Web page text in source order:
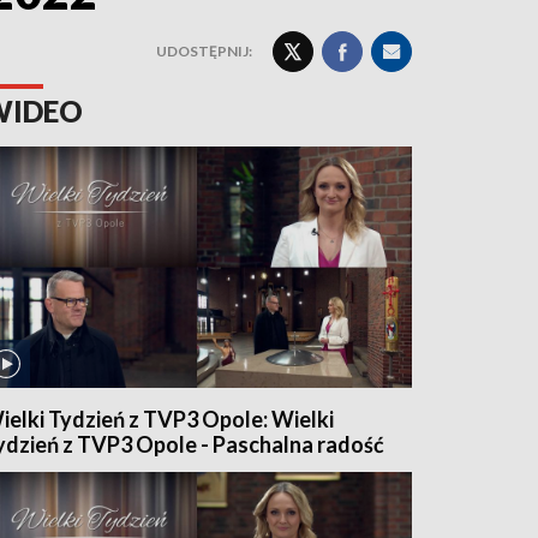
UDOSTĘPNIJ:
Tydzień z TVP3 Opole: Wielki
z TVP3 Opole - Paschalna radość